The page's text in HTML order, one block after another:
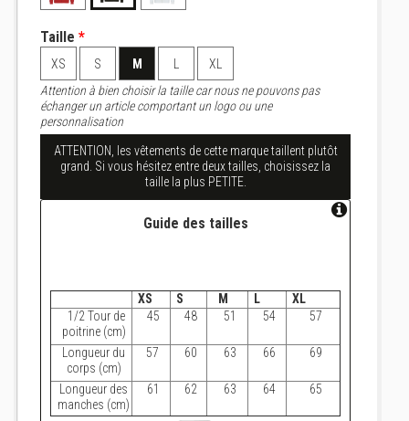
Taille *
XS S M
XL
Attention à bien choisir la taille car nous ne pouvons pas
échanger un article comportant un logo ou une
personnalisation
ATTENTION, les vêtements de cette marque taillent plutôt
grand. Si vous hésitez entre deux tailles, choisissez la
taille la plus PETITE.
Guide des tailles
XS S M L
XL
1/2 Tour de
poitrine (cm)
45 48 51 54 57
Longueur du
corps (cm)
57 60 63 66 69
Longueur des
manches (cm)
61 62 63 64 65